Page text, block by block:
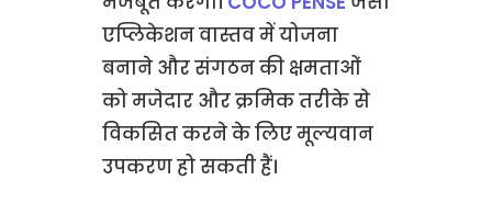
एप्लिकेशन वास्तव में योजना
बनाने और संगठन की क्षमताओं
को मजेदार और क्रमिक तरीके से
विकसित करने के लिए मूल्यवान
उपकरण हो सकती हैं।